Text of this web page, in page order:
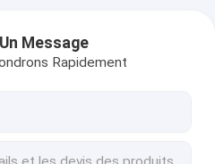
Message
Rapidement